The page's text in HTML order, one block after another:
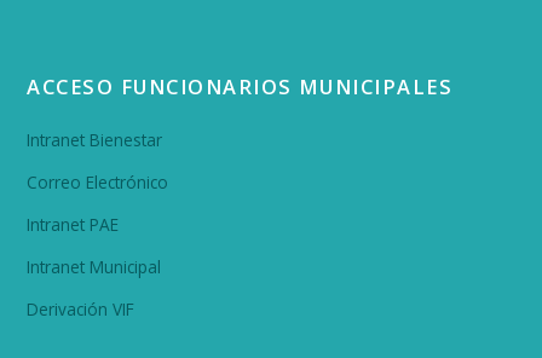
ACCESO FUNCIONARIOS MUNICIPALES
Intranet Bienestar
Correo Electrónico
Intranet PAE
Intranet Municipal
Derivación VIF